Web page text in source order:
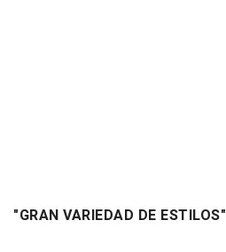
"GRAN VARIEDAD DE ESTILOS"